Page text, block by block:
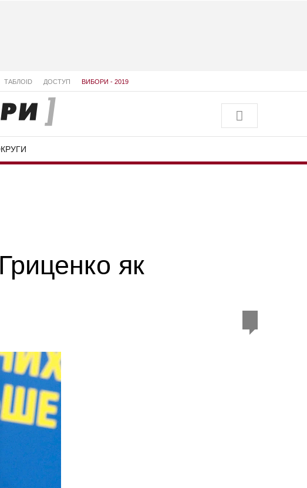
ТАБЛОID ДОСТУП ВИБОРИ - 2019
як